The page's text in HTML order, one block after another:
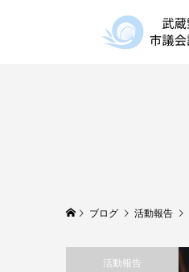
ブログ 活動報告
活動報告